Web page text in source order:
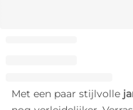
Met een paar stijlvolle